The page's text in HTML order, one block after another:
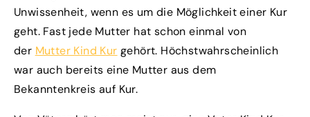
Unwissenheit, wenn es um die Möglichkeit einer Kur
geht. Fast jede Mutter hat schon einmal von
der Mutter Kind Kur gehört. Höchstwahrscheinlich
war auch bereits eine Mutter aus dem
Bekanntenkreis auf Kur.